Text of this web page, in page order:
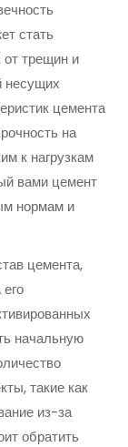
стать
от трещин и
несущих
цемента
на
к нагрузкам
вами цемент
нормам и
цемента,
начальную
такие как
из-за
обратить